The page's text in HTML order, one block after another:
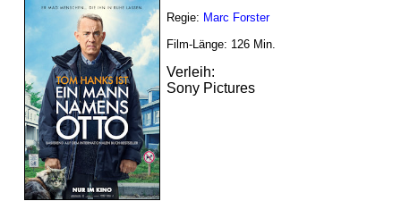
Regie: Marc Forster
Film-Länge: 126 Min.
Verleih:
Sony Pictures